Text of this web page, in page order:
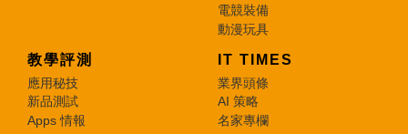
電競裝備
動漫玩具
教學評測
應用秘技
新品測試
Apps 情報
IT TIMES
業界頭條
AI 策略
名家專欄